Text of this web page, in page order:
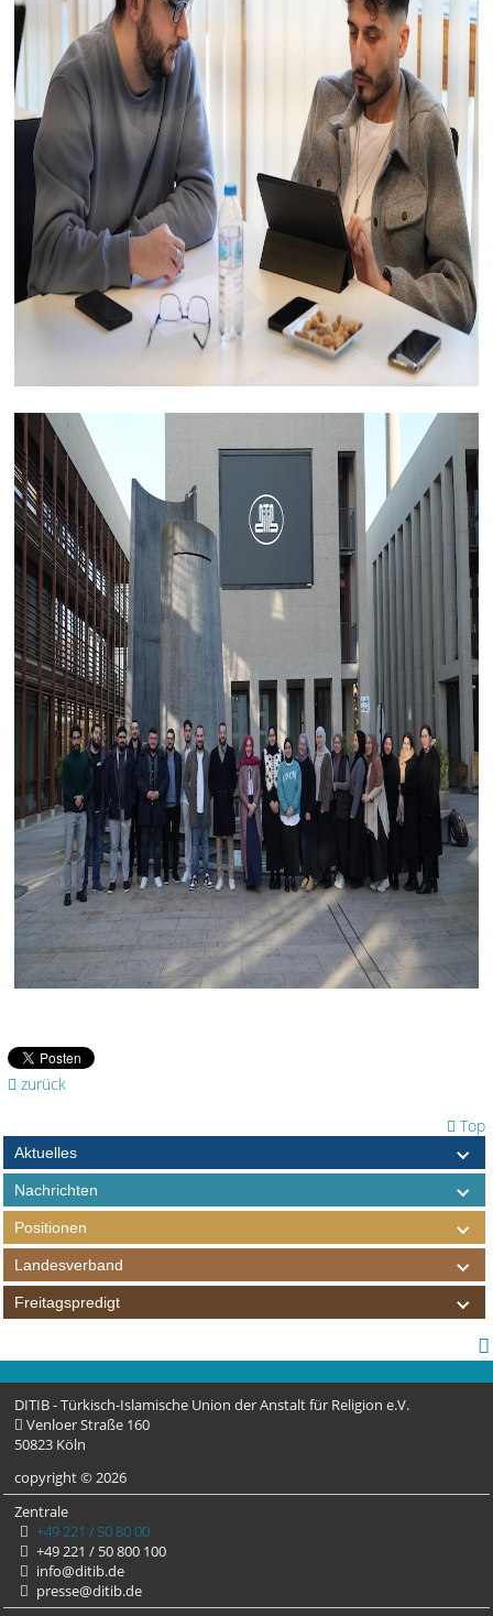
zurück
Top
Aktuelles
Nachrichten
Positionen
Landesverband
Freitagspredigt
DITIB - Türkisch-Islamische Union der Anstalt für Religion e.V.
Venloer Straße 160
50823 Köln
copyright © 2026
Zentrale
+49 221 / 50 80 00
+49 221 / 50 800 100
info@ditib.de
presse@ditib.de